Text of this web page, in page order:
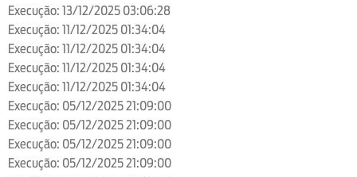
Execução: 13/12/2025 03:06:28
Execução: 11/12/2025 01:34:04
Execução: 11/12/2025 01:34:04
Execução: 11/12/2025 01:34:04
Execução: 11/12/2025 01:34:04
Execução: 05/12/2025 21:09:00
Execução: 05/12/2025 21:09:00
Execução: 05/12/2025 21:09:00
Execução: 05/12/2025 21:09:00